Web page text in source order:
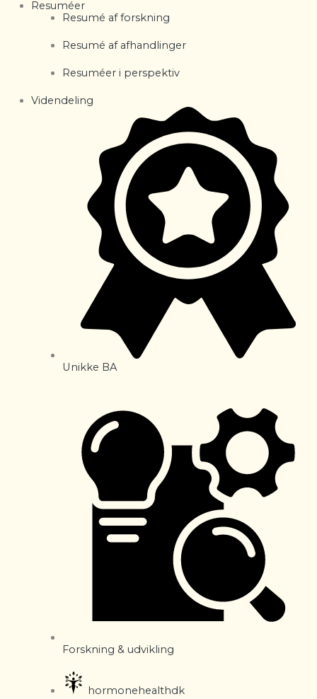
Resuméer
Resumé af forskning
Resumé af afhandlinger
Resuméer i perspektiv
Videndeling
Unikke BA
Forskning & udvikling
hormonehealthdk